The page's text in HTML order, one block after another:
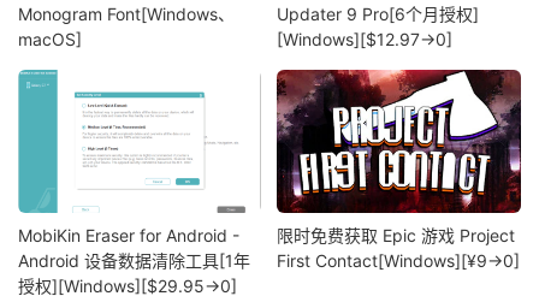
Monogram Font[Windows、
macOS]
Updater 9 Pro[6个月授权]
[Windows][$12.97→0]
MobiKin Eraser for Android -
Android 设备数据清除工具[1年
授权][Windows][$29.95→0]
限时免费获取 Epic 游戏 Project
First Contact[Windows][¥9→0]